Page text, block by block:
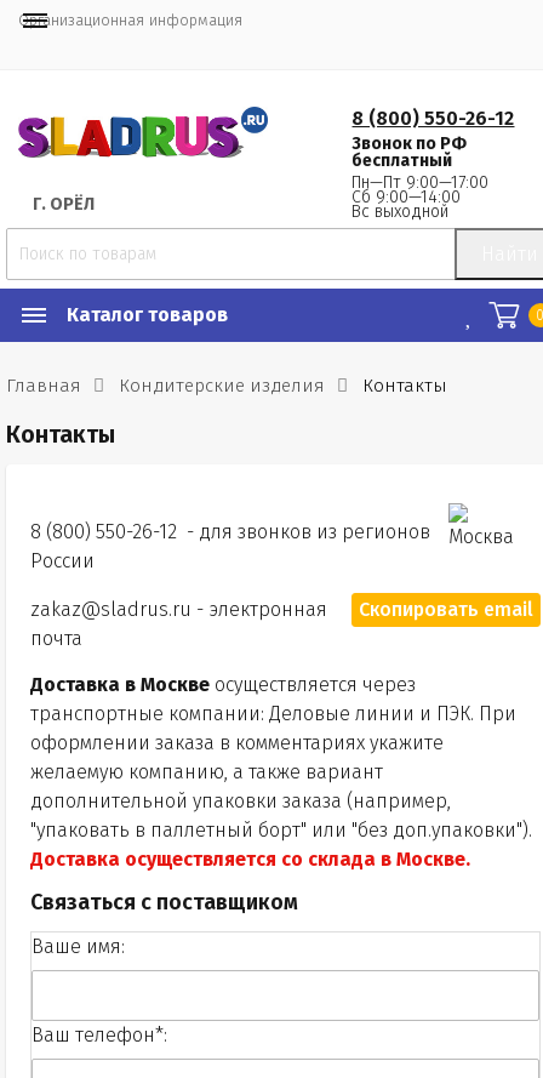
Организационная информация
Г. ОРЁЛ
8 (800) 550-26-12
Звонок по РФ
бесплатный
Пн—Пт 9:00—17:00
Сб 9:00—14:00
Вс выходной
Каталог товаров
Главная Кондитерские изделия Контакты
Контакты
8 (800) 550-26-12 - для звонков из регионов
России
zakaz@sladrus.ru - электронная
почта
Скопировать email
Доставка в Москве осуществляется через
транспортные компании: Деловые линии и ПЭК. При
оформлении заказа в комментариях укажите
желаемую компанию, а также вариант
дополнительной упаковки заказа (например,
"упаковать в паллетный борт" или "без доп.упаковки").
Доставка осуществляется со склада в Москве.
Связаться с поставщиком
Ваше имя:
Ваш телефон*: